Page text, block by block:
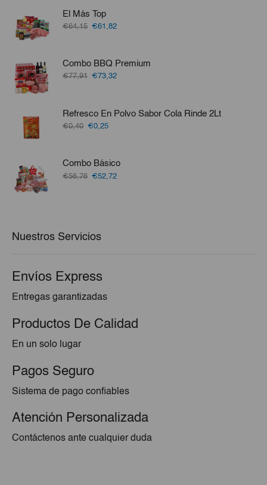
El Más Top
€64,15 El
era:
€64,15.
€61,82El
es:
€61,82.
Combo BBQ Premium
€77,91 El
€77,91.
€73,32El
€73,32.
Refresco En Polvo Sabor Cola Rinde 2Lt
€0,40 El
era:
€0,40.
€0,25El
es:
€0,25.
Combo Básico
€56,76 El
€52,72El
Nuestros Servicios
Envíos Express
Entregas garantizadas
Productos De Calidad
En un solo lugar
Pagos Seguro
Sistema de pago confiables
Atención Personalizada
Contáctenos ante cualquier duda